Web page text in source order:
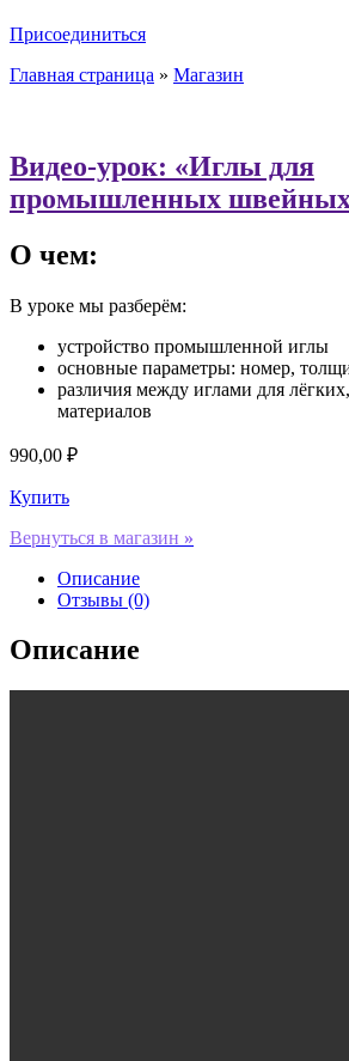
Присоединиться
Главная страница » Магазин
Видео-урок: «Иглы для
промышленных
О чем:
В уроке мы разберём:
устройство промышленной иглы
основные параметры: номер,
различия между иглами для
материалов
990,00 ₽
Купить
Вернуться в магазин »
Описание
Отзывы (0)
Описание